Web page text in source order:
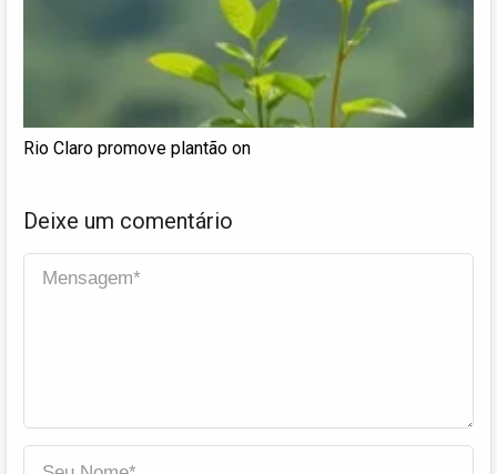
Rio Claro promove plantão on
Deixe um comentário